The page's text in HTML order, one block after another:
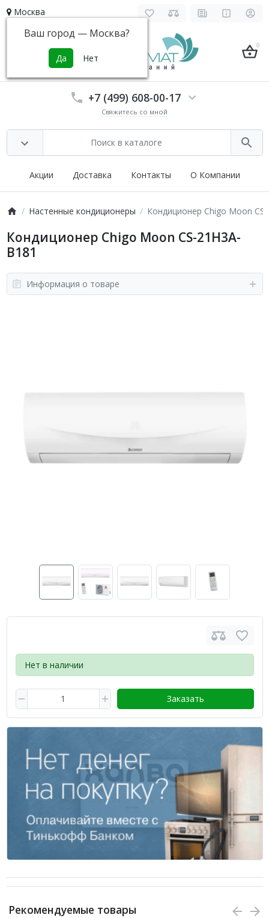
Москва
Ваш город — Москва?
0
+7 (499) 608-00-17
Свяжитесь со мной
Акции Доставка Контакты О Компании
Настенные кондиционеры Кондиционер Chigo Moon
Кондиционер Chigo Moon CS-21H3A-
B181
Информация о товаре
Нет в наличии
Заказать
Рекомендуемые товары